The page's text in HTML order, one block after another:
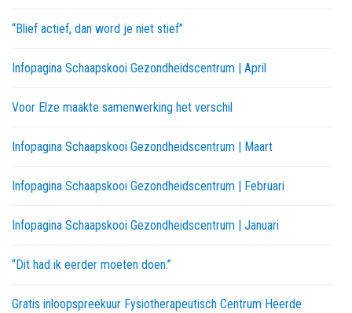
“Blief actief, dan word je niet stief”
Infopagina Schaapskooi Gezondheidscentrum | April
Voor Elze maakte samenwerking het verschil
Infopagina Schaapskooi Gezondheidscentrum | Maart
Infopagina Schaapskooi Gezondheidscentrum | Februari
Infopagina Schaapskooi Gezondheidscentrum | Januari
“Dit had ik eerder moeten doen.”
Gratis inloopspreekuur Fysiotherapeutisch Centrum Heerde